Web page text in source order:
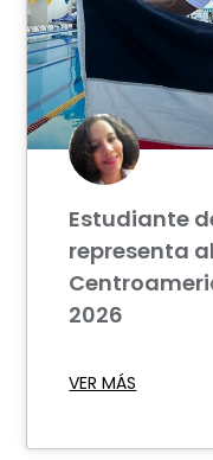
Estudiante
representa
2026
VER MÁS